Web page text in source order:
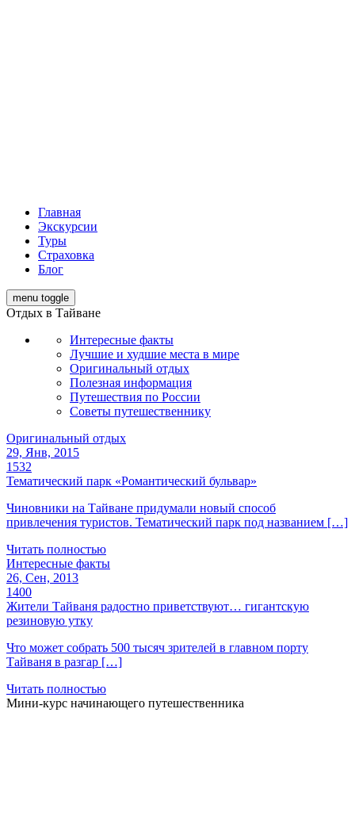
Главная
Экскурсии
Туры
Страховка
Блог
menu toggle
Отдых в Тайване
Интересные факты
Лучшие и худшие места в мире
Оригинальный отдых
Полезная информация
Путешествия по России
Советы путешественнику
Оригинальный отдых
29, Янв, 2015
1532
Тематический парк «Романтический бульвар»
Чиновники на Тайване придумали новый способ
привлечения туристов. Тематический парк под названием […]
Читать полностью
Интересные факты
26, Сен, 2013
1400
Жители Тайваня радостно приветствуют… гигантскую
резиновую утку
Что может собрать 500 тысяч зрителей в главном порту
Тайваня в разгар […]
Читать полностью
Мини-курс начинающего путешественника